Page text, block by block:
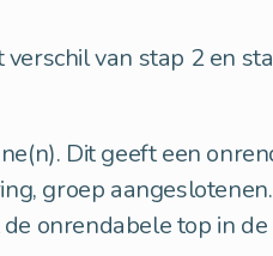
van stap 2 en
Dit geeft een
groep
onrendabele top in de